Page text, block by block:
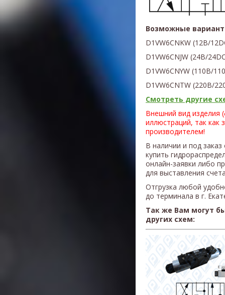
Возможные
D1VW6CNKW (12В/
D1VW6CNJW (24В/
D1VW6CNYW (1 10В/
D1VW6CNTW (220В/22
Смотреть другие
Внешний вид изделия
иллюстраций, так как
производителем!
В наличии и под
купить
онлайн-заявки либо
для выставления
Отгрузка любой
до терминала в г.
Так же Вам могут
других схем: